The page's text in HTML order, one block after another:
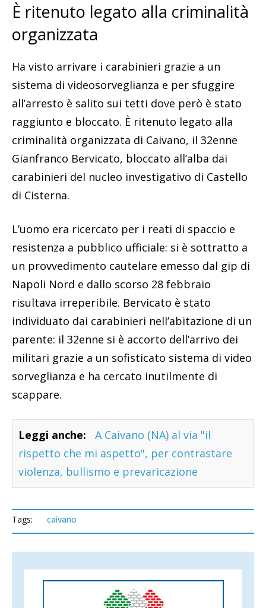
È ritenuto legato alla criminalità
organizzata
Ha visto arrivare i carabinieri grazie a un
sistema di videosorveglianza e per sfuggire
all’arresto è salito sui tetti dove però è stato
raggiunto e bloccato. È ritenuto legato alla
criminalità organizzata di Caivano, il 32enne
Gianfranco Bervicato, bloccato all’alba dai
carabinieri del nucleo investigativo di Castello
di Cisterna.
L’uomo era ricercato per i reati di spaccio e
resistenza a pubblico ufficiale: si è sottratto a
un provvedimento cautelare emesso dal gip di
Napoli Nord e dallo scorso 28 febbraio
risultava irreperibile. Bervicato è stato
individuato dai carabinieri nell’abitazione di un
parente: il 32enne si è accorto dell’arrivo dei
militari grazie a un sofisticato sistema di video
sorveglianza e ha cercato inutilmente di
scappare.
Leggi anche:
A Caivano (NA) al via "il
rispetto che mi aspetto", per contrastare
violenza, bullismo e prevaricazione
Tags: caivano